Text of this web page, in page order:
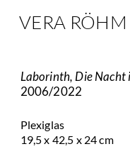
VERA RÖHM
Laborinth, Die Nacht
2006/2022
Plexiglas
19,5 x 42,5 x 24 cm